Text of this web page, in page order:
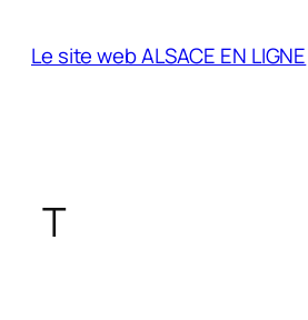
Le site web ALSACE EN LIGNE
T